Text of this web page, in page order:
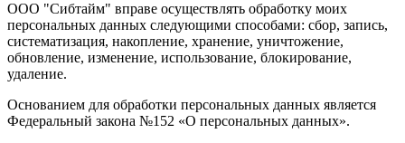
ООО "Сибтайм" вправе осуществлять обработку моих
персональных данных следующими способами: сбор, запись,
систематизация, накопление, хранение, уничтожение,
обновление, изменение, использование, блокирование,
удаление.
Основанием для обработки персональных данных является
Федеральный закона №152 «О персональных данных».